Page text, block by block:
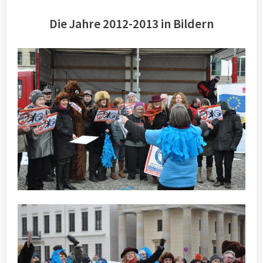
Die Jahre 2012-2013 in Bildern